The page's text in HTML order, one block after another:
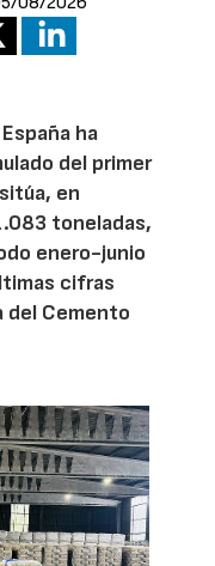
ha
del primer
en
toneladas,
enero-junio
cifras
del Cemento